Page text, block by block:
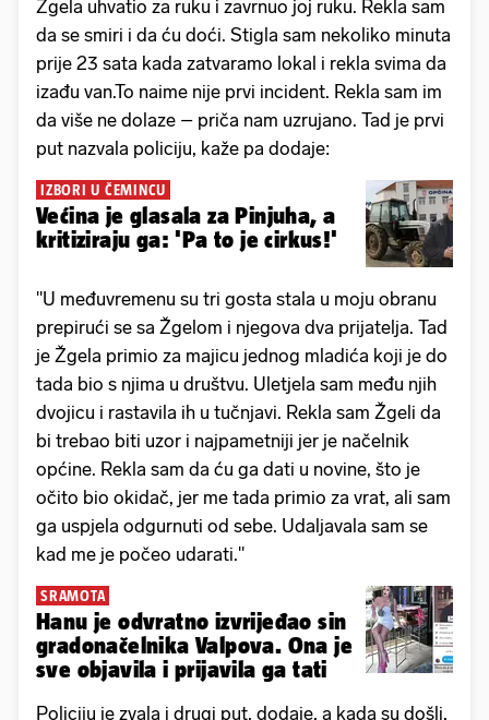
Žgela uhvatio za ruku i zavrnuo joj ruku. Rekla sam
da se smiri i da ću doći. Stigla sam nekoliko minuta
prije 23 sata kada zatvaramo lokal i rekla svima da
izađu van.To naime nije prvi incident. Rekla sam im
da više ne dolaze – priča nam uzrujano. Tad je prvi
put nazvala policiju, kaže pa dodaje:
IZBORI U ČEMINCU
Većina je glasala za Pinjuha, a
kritiziraju ga: 'Pa to je cirkus!'
"U međuvremenu su tri gosta stala u moju obranu
prepirući se sa Žgelom i njegova dva prijatelja. Tad
je Žgela primio za majicu jednog mladića koji je do
tada bio s njima u društvu. Uletjela sam među njih
dvojicu i rastavila ih u tučnjavi. Rekla sam Žgeli da
bi trebao biti uzor i najpametniji jer je načelnik
općine. Rekla sam da ću ga dati u novine, što je
očito bio okidač, jer me tada primio za vrat, ali sam
ga uspjela odgurnuti od sebe. Udaljavala sam se
kad me je počeo udarati."
SRAMOTA
Hanu je odvratno izvrijeđao sin
gradonačelnika Valpova. Ona je
sve objavila i prijavila ga tati
Policiju je zvala i drugi put, dodaje, a kada su došli,